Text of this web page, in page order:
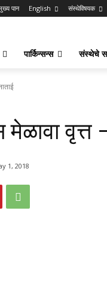
पान English संस्थेविषयक
पार्किन्सन्स संस्थेचे
मेळावा वृत्त
1, 2018